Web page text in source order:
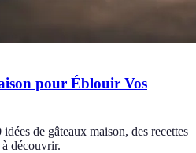
pour Éblouir Vos
de gâteaux maison, des recettes
découvrir.